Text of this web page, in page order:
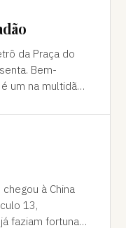
da Praça do
Bem-
um na multidão
à China
13,
faziam fortuna